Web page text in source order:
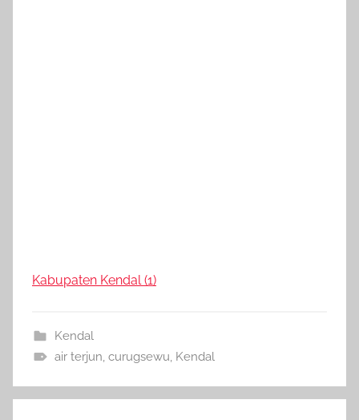
Kabupaten Kendal (1)
Kendal
air terjun curugsewu Kendal